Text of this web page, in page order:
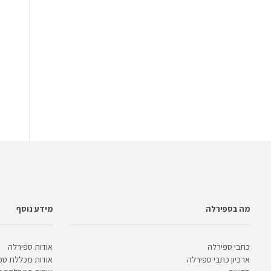
מידע נוסף
אודות ספירלה
אודות מכללת
מה בספירלה
כתבי ספירלה
ארכיון כתבי ספירלה